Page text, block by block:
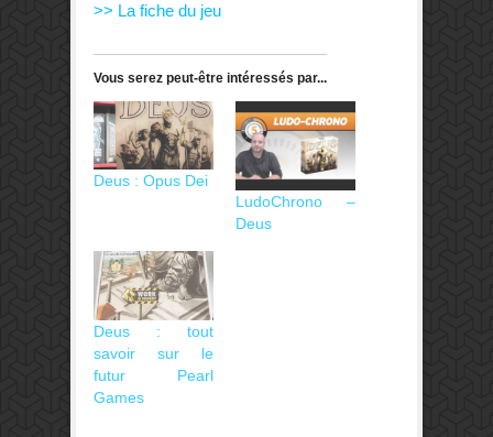
>> La fiche du jeu
Vous serez peut-être intéressés par...
Deus : Opus Dei
LudoChrono –
Deus
Deus : tout
savoir sur le
futur Pearl
Games